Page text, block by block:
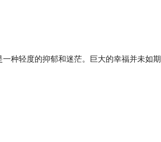
种轻度的抑郁和迷茫。巨大的幸福并未如期